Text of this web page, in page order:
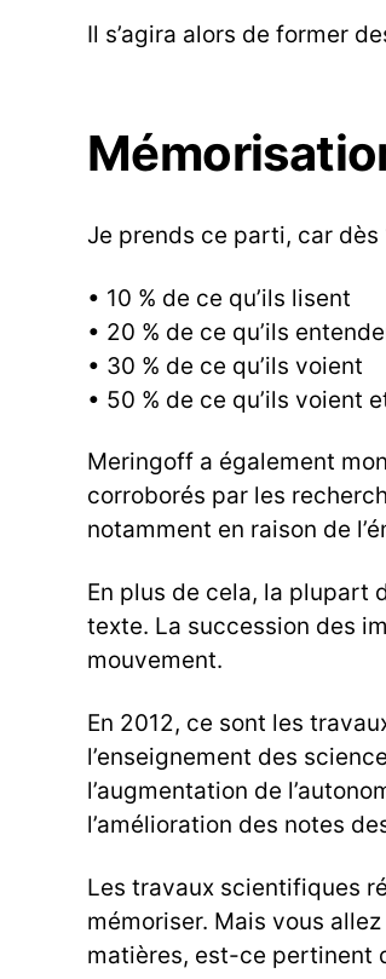
Il s’agira alors de former
Je prends ce parti, car
• 10 % de ce qu’ils lisent
• 20 % de ce qu’ils
• 30 % de ce qu’ils voient
• 50 % de ce qu’ils voient
Meringoff a également
corroborés par les
notamment en raison de
En plus de cela, la plupart
texte. La succession des
mouvement.
En 2012, ce sont les
l’enseignement des
l’augmentation de
l’amélioration des notes
Les travaux scientifiques
mémoriser. Mais vous
matières, est-ce pertinent